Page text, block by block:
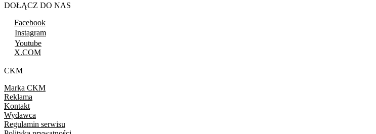
DOŁĄCZ DO NAS
Facebook
Instagram
Youtube
X.COM
CKM
Marka CKM
Reklama
Kontakt
Wydawca
Regulamin serwisu